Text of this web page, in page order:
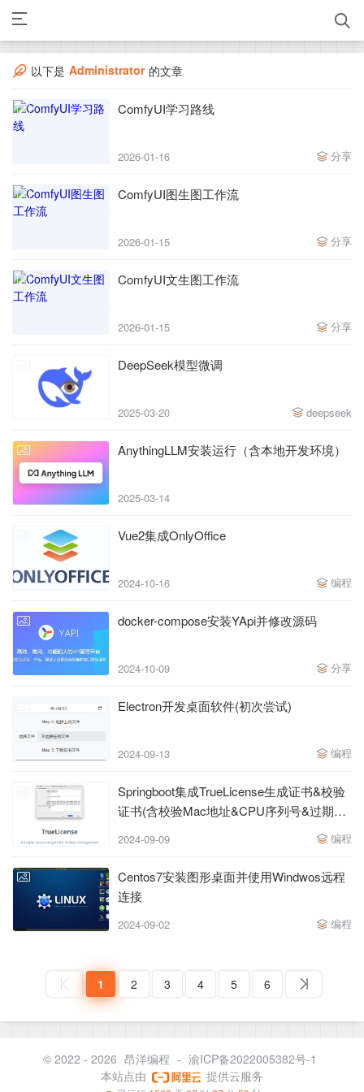
以下是 Administrator 的文章
ComfyUI学习路线
2026-01-16 分享
ComfyUI图生图工作流
2026-01-15 分享
ComfyUI文生图工作流
2026-01-15 分享
DeepSeek模型微调
2025-03-20 deepseek
AnythingLLM安装运行（含本地开发环境）
2025-03-14
Vue2集成OnlyOffice
2024-10-16 编程
docker-compose安装YApi并修改源码
2024-10-09 分享
Electron开发桌面软件(初次尝试)
2024-09-13 编程
Springboot集成TrueLicense生成证书&校验
证书(含校验Mac地址&CPU序列号&过期时
2024-09-09 编程
Centos7安装图形桌面并使用Windwos远程
连接
2024-09-02 编程
1 2 3 4 5 6
© 2022 - 2026 昂洋编程 - 渝ICP备2022005382号-1
本站点由
提供云服务